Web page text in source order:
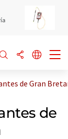
de Gran
de